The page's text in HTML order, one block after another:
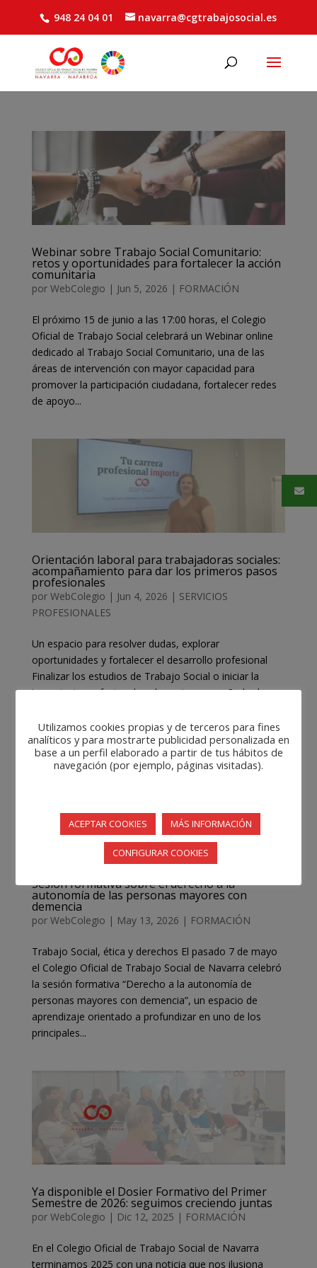
948 24 04 01 navarra@cgtrabajosocial.es
Webinar sobre Trabajo Social Comunitario:
retos y oportunidades para fortalecer la acción
comunitaria
por WebColegio | Jun 5, 2026 | FORMACIÓN
El próximo 15 de junio a las 17:00 horas, el Colegio
Oficial de Trabajo Social celebrará un Webinar online
dedicado al Trabajo Social Comunitario, una de las
áreas de intervención con mayor capacidad para
promover la participación ciudadana, fortalecer redes
de apoyo...
Orientación laboral para trabajadoras sociales:
acompañamiento para dar los primeros pasos
profesionales
por WebColegio | Jun 4, 2026 | SERVICIOS
PROFESIONALES
Un espacio para resolver dudas, explorar
oportunidades y fortalecer el desarrollo profesional
Finalizar los estudios de Trabajo Social o iniciar la
trayectoria profesional suele venir acompañado de una
acompañar a...
Sesión formativa sobre el derecho a la
autonomía de las personas mayores con
demencia
por WebColegio | May 13, 2026 | FORMACIÓN
Trabajo Social, ética y derechos El pasado 7 de mayo
el Colegio Oficial de Trabajo Social de Navarra celebró
la sesión formativa “Derecho a la autonomía de
personas mayores con demencia”, un espacio de
aprendizaje orientado a profundizar en uno de los
principales...
Ya disponible el Dosier Formativo del Primer
Semestre de 2026: seguimos creciendo juntas
por WebColegio | Dic 12, 2025 | FORMACIÓN
En el Colegio Oficial de Trabajo Social de Navarra
terminamos 2025 con una noticia que nos ilusiona
Utilizamos cookies propias y de terceros para fines
analíticos y para mostrarte publicidad personalizada en
base a un perfil elaborado a partir de tus hábitos de
navegación (por ejemplo, páginas visitadas).
ACEPTAR COOKIES MÁS INFORMACIÓN
CONFIGURAR COOKIES